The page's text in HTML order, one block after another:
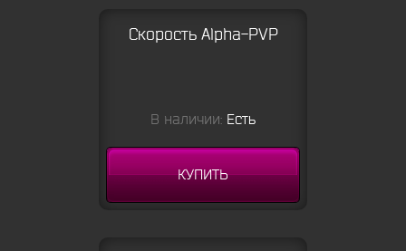
Скорость Alpha-PVP
В наличии: Есть
КУПИТЬ